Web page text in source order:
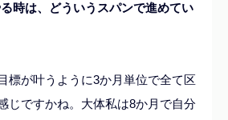
時は、どういうスパンで進めてい
標が叶うように3か月単位で全て区
じですかね。大体私は8か月で自分